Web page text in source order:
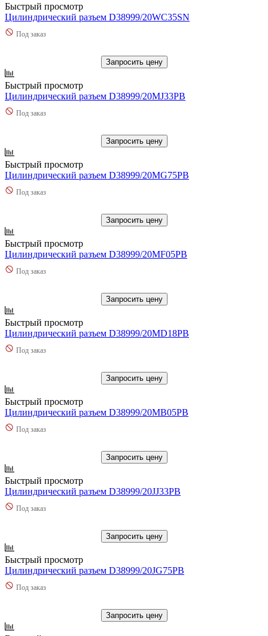
Быстрый просмотр
Цилиндрический разъем D38999/20WC35SN
Под заказ
Запросить цену
Быстрый просмотр
Цилиндрический разъем D38999/20MJ33PB
Под заказ
Запросить цену
Быстрый просмотр
Цилиндрический разъем D38999/20MG75PB
Под заказ
Запросить цену
Быстрый просмотр
Цилиндрический разъем D38999/20MF05PB
Под заказ
Запросить цену
Быстрый просмотр
Цилиндрический разъем D38999/20MD18PB
Под заказ
Запросить цену
Быстрый просмотр
Цилиндрический разъем D38999/20MB05PB
Под заказ
Запросить цену
Быстрый просмотр
Цилиндрический разъем D38999/20JJ33PB
Под заказ
Запросить цену
Быстрый просмотр
Цилиндрический разъем D38999/20JG75PB
Под заказ
Запросить цену